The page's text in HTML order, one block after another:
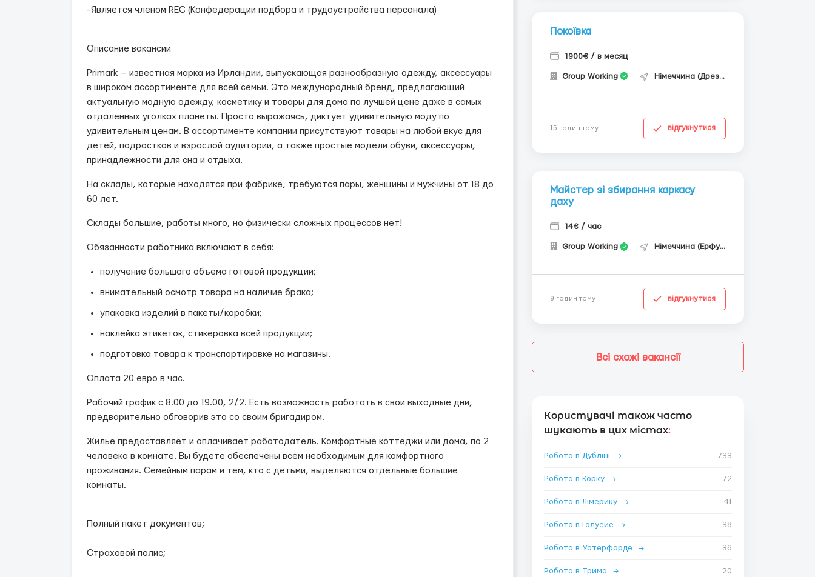
-Является членом REC (Конфедерации подбора и трудоустройства персонала)
Описание вакансии
Primark — известная марка из Ирландии, выпускающая разнообразную одежду, аксессуары
в широком ассортименте для всей семьи. Это международный бренд, предлагающий
актуальную модную одежду, косметику и товары для дома по лучшей цене даже в самых
отдаленных уголках планеты. Просто выражаясь, диктует удивительную моду по
удивительным ценам. В ассортименте компании присутствуют товары на любой вкус для
детей, подростков и взрослой аудитории, а также простые модели обуви, аксессуары,
принадлежности для сна и отдыха.
На склады, которые находятся при фабрике, требуются пары, женщины и мужчины от 18 до
60 лет.
Склады большие, работы много, но физически сложных процессов нет!
Обязанности работника включают в себя:
получение большого объема готовой продукции;
внимательный осмотр товара на наличие брака;
упаковка изделий в пакеты/коробки;
наклейка этикеток, стикеровка всей продукции;
подготовка товара к транспортировке на магазины.
Оплата 20 евро в час.
Рабочий график с 8.00 до 19.00, 2/2. Есть возможность работать в свои выходные дни,
предварительно обговорив это со своим бригадиром.
Жилье предоставляет и оплачивает работодатель. Комфортные коттеджи или дома, по 2
человека в комнате. Вы будете обеспечены всем необходимым для комфортного
проживания. Семейным парам и тем, кто с детьми, выделяются отдельные большие
комнаты.
Полный пакет документов;
Страховой полис;
Покоївка
1900€ / в месяц
Group Working Німеччина (Дрезден)
15 годин тому відгукнутися
Майстер зі збирання каркасу
даху
14€ / час
Group Working Німеччина (Ерфурт)
9 годин тому відгукнутися
Всі схожі вакансії
Користувачі також часто
шукають в цих містах:
Робота в Дубліні → 733
Робота в Корку → 72
Робота в Лімерику → 41
Робота в Голуейе → 38
Робота в Уотерфорде → 36
Робота в Трима → 20